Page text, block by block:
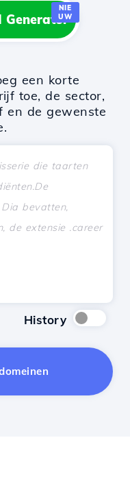
Generator
NIE
UW
een korte
toe, de sector,
en de gewenste
History